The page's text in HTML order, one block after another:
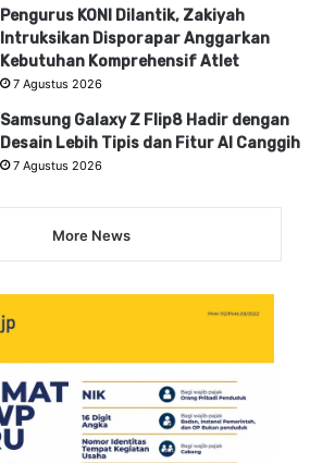
Pengurus KONI Dilantik, Zakiyah
Intruksikan Disporapar Anggarkan
Kebutuhan Komprehensif Atlet
7 Agustus 2026
Samsung Galaxy Z Flip8 Hadir dengan
Desain Lebih Tipis dan Fitur AI Canggih
7 Agustus 2026
More News